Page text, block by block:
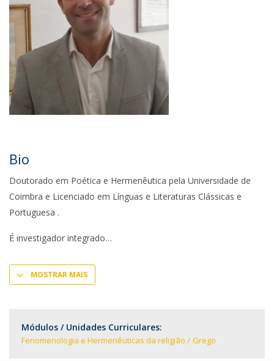
Bio
Doutorado em Poética e Hermenêutica pela Universidade de
Coimbra e Licenciado em Línguas e Literaturas Clássicas e
Portuguesa .
É investigador integrado
MOSTRAR MAIS
Módulos / Unidades Curriculares:
Fenomenologia e Hermenêuticas da religião Grego